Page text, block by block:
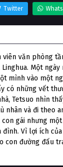
Twitter
viên văn phòng
Một ngày
mình vào một
có những vết
Tetsuo nhìn
nhân và đi theo
gái nhưng
Vì lợi ích
con đường đấu